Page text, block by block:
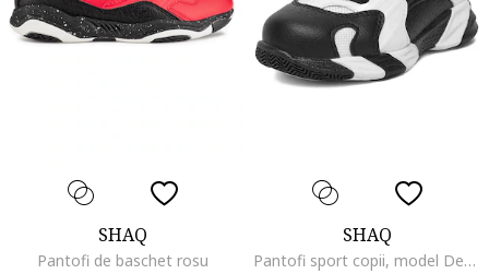
SHAQ
Pantofi de baschet rosu
SHAQ
Pantofi sport copii, model Devastator 2.0, negru, textil, sistem Velcro